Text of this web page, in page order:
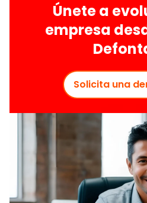
Únete a
empresa
Solicita una